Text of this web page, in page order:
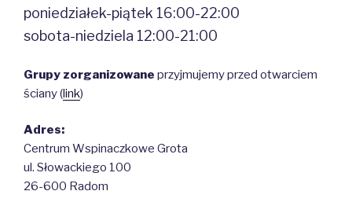
poniedziałek-piątek 16:00-22:00
sobota-niedziela 12:00-21:00
Grupy zorganizowane przyjmujemy przed otwarciem
ściany (link)
Adres:
Centrum Wspinaczkowe Grota
ul. Słowackiego 100
26-600 Radom